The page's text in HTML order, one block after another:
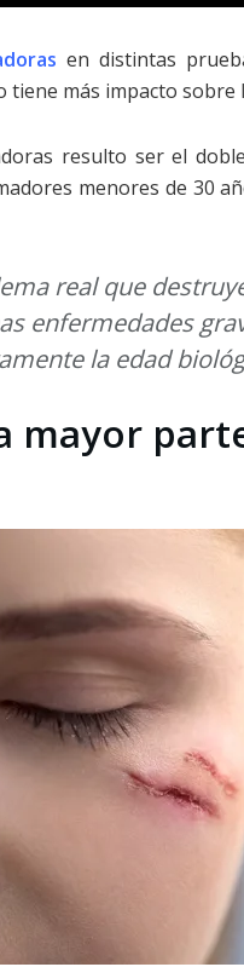
en distintas
más impacto sobre
resulto ser el
menores de 30
real que
enfermedades
la edad
mayor